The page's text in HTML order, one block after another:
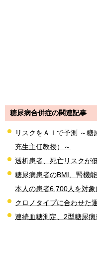
糖尿病合併症の関連記事
リスクをＡＩで予測 ～
充生主任教授）～
透析患者、死亡リスクが
糖尿病患者のBMI、腎機
本人の患者6,700人を対象
クロノタイプに合わせた
連続血糖測定、2型糖尿